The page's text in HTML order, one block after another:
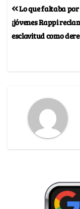
Lo que faltaba por
¡jóvenes Rappi
esclavitud como